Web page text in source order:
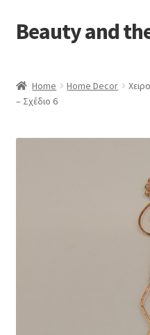
Skip
to
Skip
to
Beauty and
Cart
Checkout
Home Home Decor
– Σχέδιο 6